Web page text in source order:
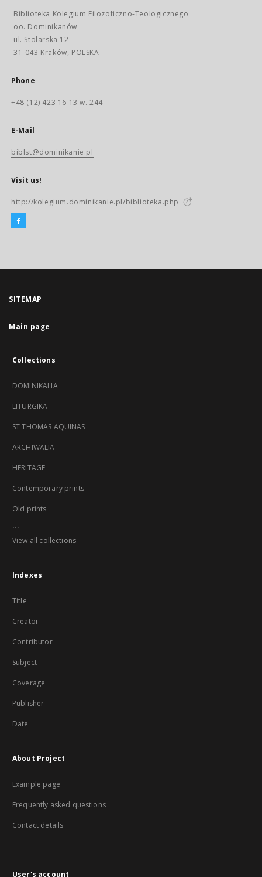
Biblioteka Kolegium Filozoficzno-Teologicznego
oo. Dominikanów
ul. Stolarska 12
31-043 Kraków, POLSKA
Phone
+48 (12) 423 16 13 w. 244
E-Mail
biblst@dominikanie.pl
Visit us!
http://kolegium.dominikanie.pl/biblioteka.php
SITEMAP
Main page
Collections
DOMINIKALIA
LITURGIKA
ST THOMAS AQUINAS
ARCHIWALIA
HERITAGE
Contemporary prints
Old prints
...
View all collections
Indexes
Title
Creator
Contributor
Subject
Coverage
Publisher
Date
About Project
Example page
Frequently asked questions
Contact details
User's account